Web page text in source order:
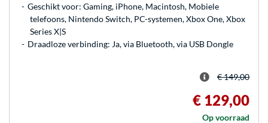
Geschikt voor: Gaming, iPhone, Macintosh, Mobiele
telefoons, Nintendo Switch, PC-systemen, Xbox One, Xbox
Series X|S
Draadloze verbinding: Ja, via Bluetooth, via USB Dongle
€ 149,00
€ 129,00
Op voorraad